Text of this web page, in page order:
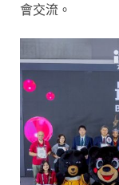
會交流。